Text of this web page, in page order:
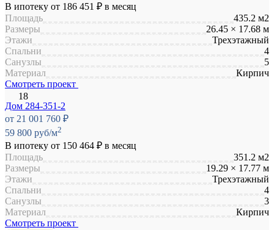
В ипотеку от 186 451 ₽ в месяц
Площадь
435.2 м2
Размеры
26.45 × 17.68 м
Этажи
Трехэтажный
Спальни
4
Санузлы
5
Материал
Кирпич
Смотреть проект
Дом 284-351-2
от 21 001 760 ₽
59 800 руб/м2
В ипотеку от 150 464 ₽ в месяц
Площадь
351.2 м2
Размеры
19.29 × 17.77 м
Этажи
Трехэтажный
Спальни
4
Санузлы
3
Материал
Кирпич
Смотреть проект